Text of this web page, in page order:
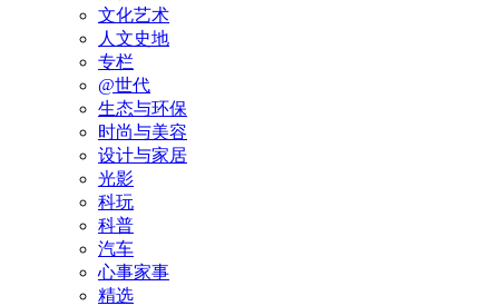
文化艺术
人文史地
专栏
@世代
生态与环保
时尚与美容
设计与家居
光影
科玩
科普
汽车
心事家事
精选